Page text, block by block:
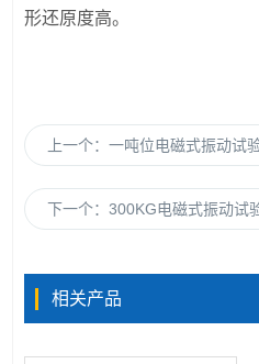
形还原度高。
上一个：一吨位电磁式振动试验
下一个：300KG电磁式振动试
相关产品